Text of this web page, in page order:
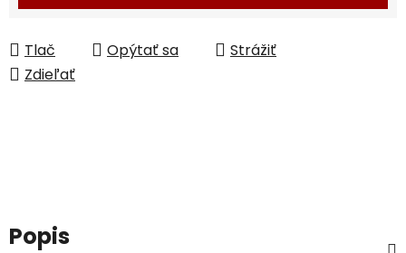
Tlač Opýtať sa
Strážiť
Zdieľať
Popis